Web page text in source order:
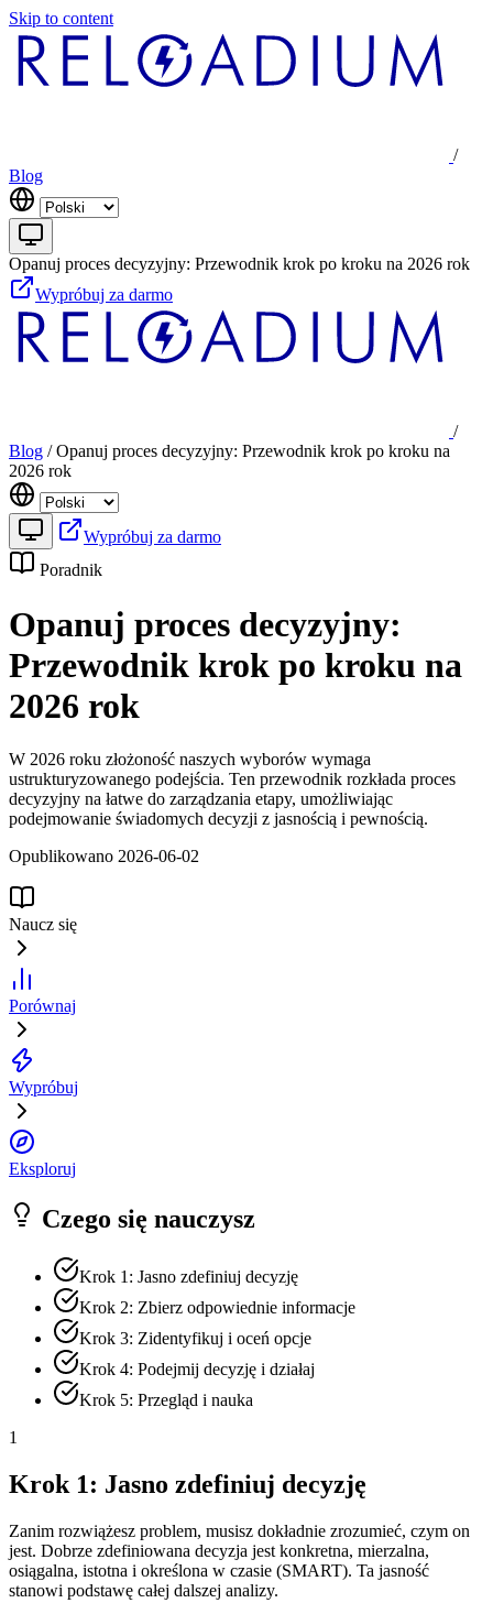
Skip to content
/
Blog
Opanuj proces decyzyjny: Przewodnik krok po kroku na 2026 rok
Wypróbuj za darmo
/
Blog / Opanuj proces decyzyjny: Przewodnik krok po kroku na
2026 rok
Wypróbuj za darmo
Poradnik
Opanuj proces decyzyjny:
Przewodnik krok po kroku na
2026 rok
W 2026 roku złożoność naszych wyborów wymaga
ustrukturyzowanego podejścia. Ten przewodnik rozkłada proces
decyzyjny na łatwe do zarządzania etapy, umożliwiając
podejmowanie świadomych decyzji z jasnością i pewnością.
Opublikowano 2026-06-02
Naucz się
Porównaj
Wypróbuj
Eksploruj
Czego się nauczysz
Krok 1: Jasno zdefiniuj decyzję
Krok 2: Zbierz odpowiednie informacje
Krok 3: Zidentyfikuj i oceń opcje
Krok 4: Podejmij decyzję i działaj
Krok 5: Przegląd i nauka
1
Krok 1: Jasno zdefiniuj decyzję
Zanim rozwiążesz problem, musisz dokładnie zrozumieć, czym on
jest. Dobrze zdefiniowana decyzja jest konkretna, mierzalna,
osiągalna, istotna i określona w czasie (SMART). Ta jasność
stanowi podstawę całej dalszej analizy.